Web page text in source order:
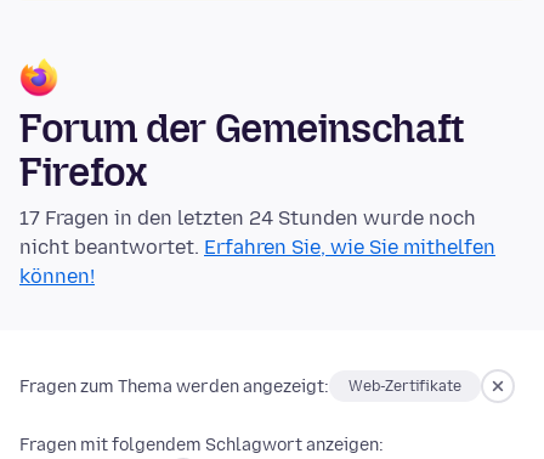
Forum der Gemeinschaft
Firefox
17 Fragen in den letzten 24 Stunden wurde noch
nicht beantwortet. Erfahren Sie, wie Sie mithelfen
können!
Fragen zum Thema werden angezeigt: Web-Zertifikate
Fragen mit folgendem Schlagwort anzeigen: